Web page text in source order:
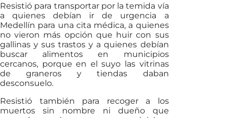
Resistió para transportar por la temida vía
a quienes debían ir de urgencia a
Medellín para una cita médica, a quienes
no vieron más opción que huir con sus
gallinas y sus trastos y a quienes debían
buscar alimentos en municipios
cercanos, porque en el suyo las vitrinas
de graneros y tiendas daban
desconsuelo.
Resistió también para recoger a los
muertos sin nombre ni dueño que